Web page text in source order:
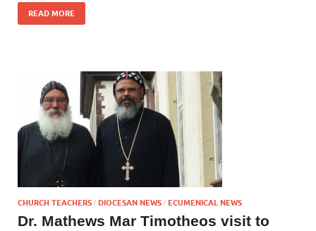
READ MORE
CHURCH TEACHERS / DIOCESAN NEWS / ECUMENICAL NEWS
Dr. Mathews Mar Timotheos visit to